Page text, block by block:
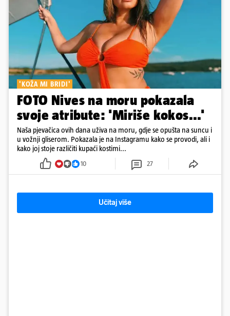
'KOŽA MI BRIDI'
FOTO Nives na moru pokazala
svoje atribute: 'Miriše kokos...'
Naša pjevačica ovih dana uživa na moru, gdje se opušta na suncu i
u vožnji gliserom. Pokazala je na Instagramu kako se provodi, ali i
kako joj stoje različiti kupaći kostimi...
10 27
Učitaj više